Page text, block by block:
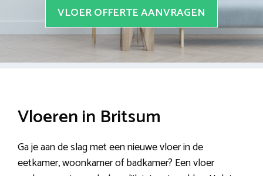
VLOER OFFERTE AANVRAGEN
Vloeren in Britsum
Ga je aan de slag met een nieuwe vloer in de
eetkamer, woonkamer of badkamer? Een vloer